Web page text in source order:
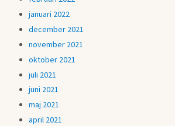
januari 2022
december 2021
november 2021
oktober 2021
juli 2021
juni 2021
maj 2021
april 2021